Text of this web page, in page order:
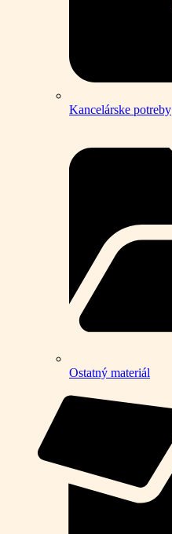
Kancelárske potreby
Ostatný materiál